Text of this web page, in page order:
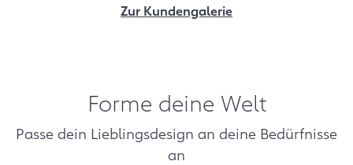
Zur Kundengalerie
Forme deine Welt
Passe dein Lieblingsdesign an deine Bedürfnisse
an